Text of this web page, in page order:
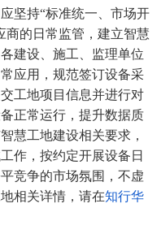
持“标准统一、市场开
商的日常监管，建立智慧
建设、施工、监理单位
应用，规范签订设备采
工地项目信息并进行对
正常运行，提升数据质
慧工地建设相关要求，
作，按约定开展设备日
竞争的市场氛围，不虚
相关详情，请在知行华